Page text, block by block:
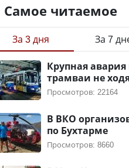
Самое читаемое
За 3 дня За 7
Крупная авария
трамваи не
Просмотров: 22164
В ВКО
по Бухтарме
Просмотров: 8660